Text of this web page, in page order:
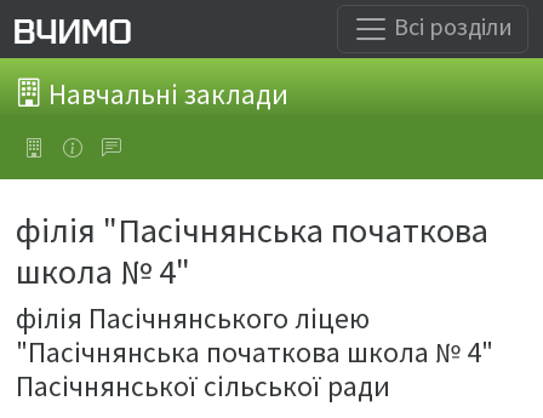
Всі розділи
Навчальні заклади
філія "Пасічнянська початкова
школа № 4"
філія Пасічнянського ліцею
"Пасічнянська початкова школа № 4"
Пасічнянської сільської ради